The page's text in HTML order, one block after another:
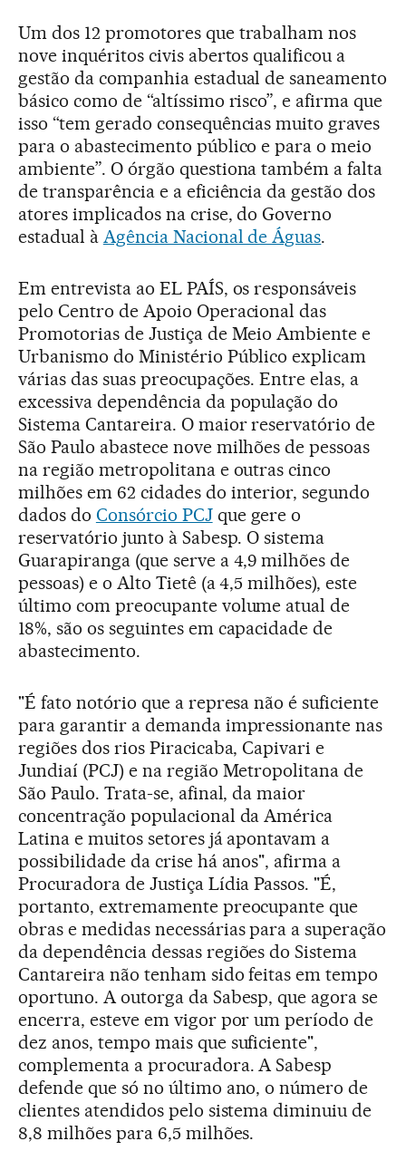
Um dos 12 promotores que trabalham nos
nove inquéritos civis abertos qualificou a
gestão da companhia estadual de saneamento
básico como de “altíssimo risco”, e afirma que
isso “tem gerado consequências muito graves
para o abastecimento público e para o meio
ambiente”. O órgão questiona também a falta
de transparência e a eficiência da gestão dos
atores implicados na crise, do Governo
estadual à Agência Nacional de Águas.
Em entrevista ao EL PAÍS, os responsáveis
pelo Centro de Apoio Operacional das
Promotorias de Justiça de Meio Ambiente e
Urbanismo do Ministério Público explicam
várias das suas preocupações. Entre elas, a
excessiva dependência da população do
Sistema Cantareira. O maior reservatório de
São Paulo abastece nove milhões de pessoas
na região metropolitana e outras cinco
milhões em 62 cidades do interior, segundo
dados do Consórcio PCJque gere o
reservatório junto à Sabesp. O sistema
Guarapiranga (que serve a 4,9 milhões de
pessoas) e o Alto Tietê (a 4,5 milhões), este
último com preocupante volume atual de
18%, são os seguintes em capacidade de
abastecimento.
"É fato notório que a represa não é suficiente
para garantir a demanda impressionante nas
regiões dos riosPiracicaba, Capivari e
Jundiaí (PCJ) e na região Metropolitana de
São Paulo. Trata-se, afinal, da maior
concentração populacional da América
Latina e muitos setores já apontavam a
possibilidade da crise há anos", afirma a
Procuradora de Justiça Lídia Passos. "É,
portanto, extremamente preocupante que
obras e medidas necessárias para a superação
da dependência dessas regiões do Sistema
Cantareira não tenham sido feitas em tempo
oportuno. A outorga da Sabesp, que agora se
encerra, esteve em vigor por um período de
dez anos, tempo mais que suficiente",
complementa a procuradora. A Sabesp
defende que só no último ano, o número de
clientes atendidos pelo sistema diminuiu de
8,8 milhões para 6,5 milhões.